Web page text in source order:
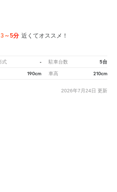
3～5分 近くてオススメ！
式 - 駐車台数 5台
190cm 車高 210cm
2026年7月24日 更新